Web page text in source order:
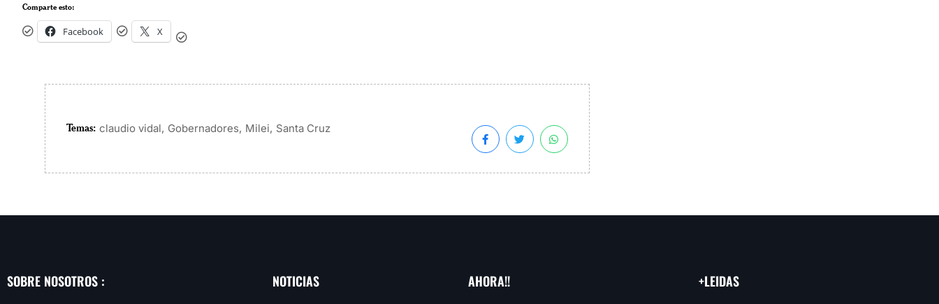
Comparte esto:
Facebook X
Temas: claudio vidal, Gobernadores, Milei, Santa Cruz
SOBRE NOSOTROS : NOTICIAS AHORA!! +LEIDAS